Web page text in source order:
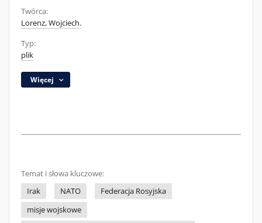
Twórca:
Lorenz, Wojciech.
Typ:
plik
Więcej
Temat i słowa kluczowe:
Irak
NATO
Federacja Rosyjska
misje wojskowe